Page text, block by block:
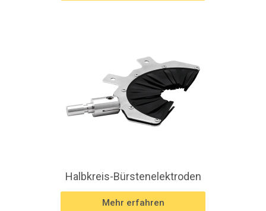
Halbkreis-Bürstenelektroden
Mehr erfahren